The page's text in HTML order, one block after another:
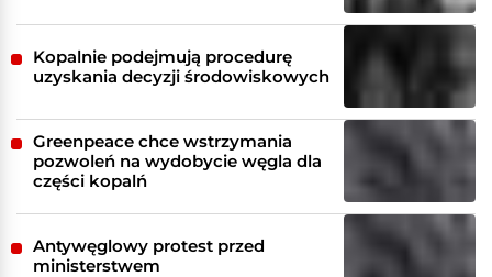
Kopalnie podejmują procedurę
uzyskania decyzji środowiskowych
Greenpeace chce wstrzymania
pozwoleń na wydobycie węgla dla
części kopalń
Antywęglowy protest przed
ministerstwem